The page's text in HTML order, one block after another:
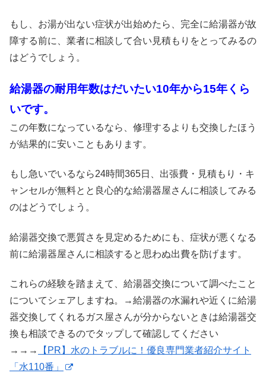
もし、お湯が出ない症状が出始めたら、完全に給湯器が故
障する前に、業者に相談して合い見積もりをとってみるの
はどうでしょう。
給湯器の耐用年数はだいたい10年から15年くら
いです。
この年数になっているなら、修理するよりも交換したほう
が結果的に安いこともあります。
もし急いでいるなら24時間365日、出張費・見積もり・キ
ャンセルが無料とと良心的な給湯器屋さんに相談してみる
のはどうでしょう。
給湯器交換で悪質さを見定めるためにも、症状が悪くなる
前に給湯器屋さんに相談すると思わぬ出費を防げます。
これらの経験を踏まえて、給湯器交換について調べたこと
についてシェアしますね。→給湯器の水漏れや近くに給湯
器交換してくれるガス屋さんが分からないときは給湯器交
換も相談できるのでタップして確認してください
→→→
【PR】水のトラブルに！優良専門業者紹介サイト
「水110番」